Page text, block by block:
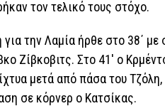
τον τελικό τους στόχο.
την Λαμία ήρθε στο 38΄
Ζίβκοβιτς. Στο 41′ ο
μετά από πάσα του
σε κόρνερ ο Κατσίκας.